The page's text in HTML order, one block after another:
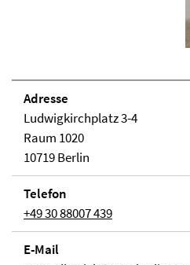
Adresse
Ludwigkirchplatz 3-4
Raum 1020
10719 Berlin
Telefon
+49 30 88007 439
E-Mail